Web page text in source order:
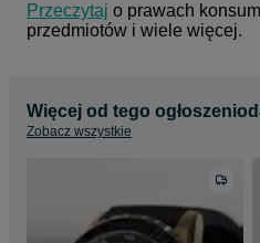
Przeczytaj o prawach
przedmiotów i wiele więcej.
Więcej od tego
Zobacz wszystkie